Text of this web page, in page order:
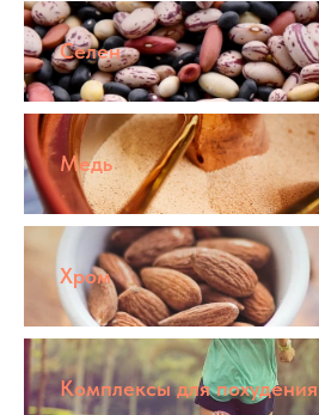
Селен
Медь
Хром
Комплексы для похудения